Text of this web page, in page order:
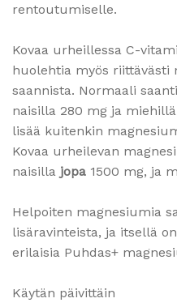
rentoutumiselle.
Kovaa urheillessa C-
huolehtia myös riittävästi
saannista. Normaali
naisilla 280 mg ja
lisää kuitenkin
Kovaa urheilevan
naisilla jopa 1500 mg, ja
Helpoiten magnesiumia
lisäravinteista, ja itsellä
erilaisia Puhdas+
Käytän päivittäin